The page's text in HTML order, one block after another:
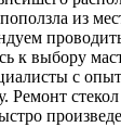
из
к выбору
с
Ремонт